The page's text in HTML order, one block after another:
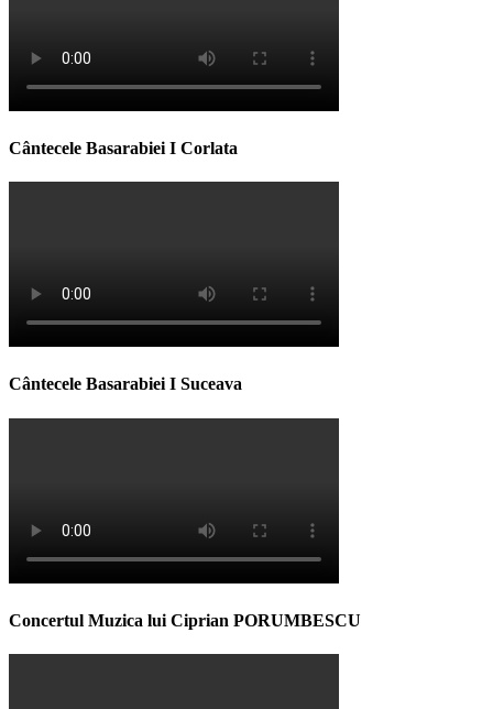
Cântecele Basarabiei I Corlata
Cântecele Basarabiei I Suceava
Concertul Muzica lui Ciprian PORUMBESCU